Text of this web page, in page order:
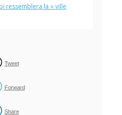
ressemblera la « ville
Tweet
Forward
Share